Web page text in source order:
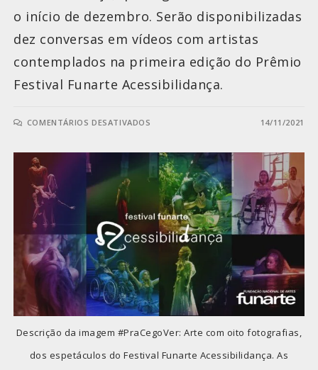
o início de dezembro. Serão disponibilizadas
dez conversas em vídeos com artistas
contemplados na primeira edição do Prêmio
Festival Funarte Acessibilidança.
COMENTÁRIOS DESATIVADOS 14/11/2021
Descrição da imagem #PraCegoVer: Arte com oito fotografias,
dos espetáculos do Festival Funarte Acessibilidança. As